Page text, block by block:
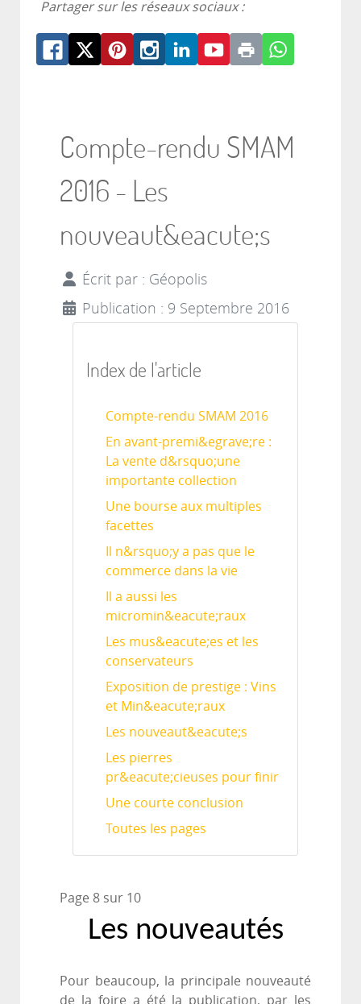
Partager sur les réseaux sociaux :
Compte-rendu SMAM
2016 - Les
nouveaut&eacute;s
Écrit par : Géopolis
Publication : 9 Septembre 2016
Index de l'article
Compte-rendu SMAM 2016
En avant-premi&egrave;re :
La vente d&rsquo;une
importante collection
Une bourse aux multiples
facettes
Il n&rsquo;y a pas que le
commerce dans la vie
Il a aussi les
micromin&eacute;raux
Les mus&eacute;es et les
conservateurs
Exposition de prestige : Vins
et Min&eacute;raux
Les nouveaut&eacute;s
Les pierres
pr&eacute;cieuses pour finir
Une courte conclusion
Toutes les pages
Page 8 sur 10
Les nouveautés
Pour beaucoup, la principale nouveauté
de la foire a été la publication, par les